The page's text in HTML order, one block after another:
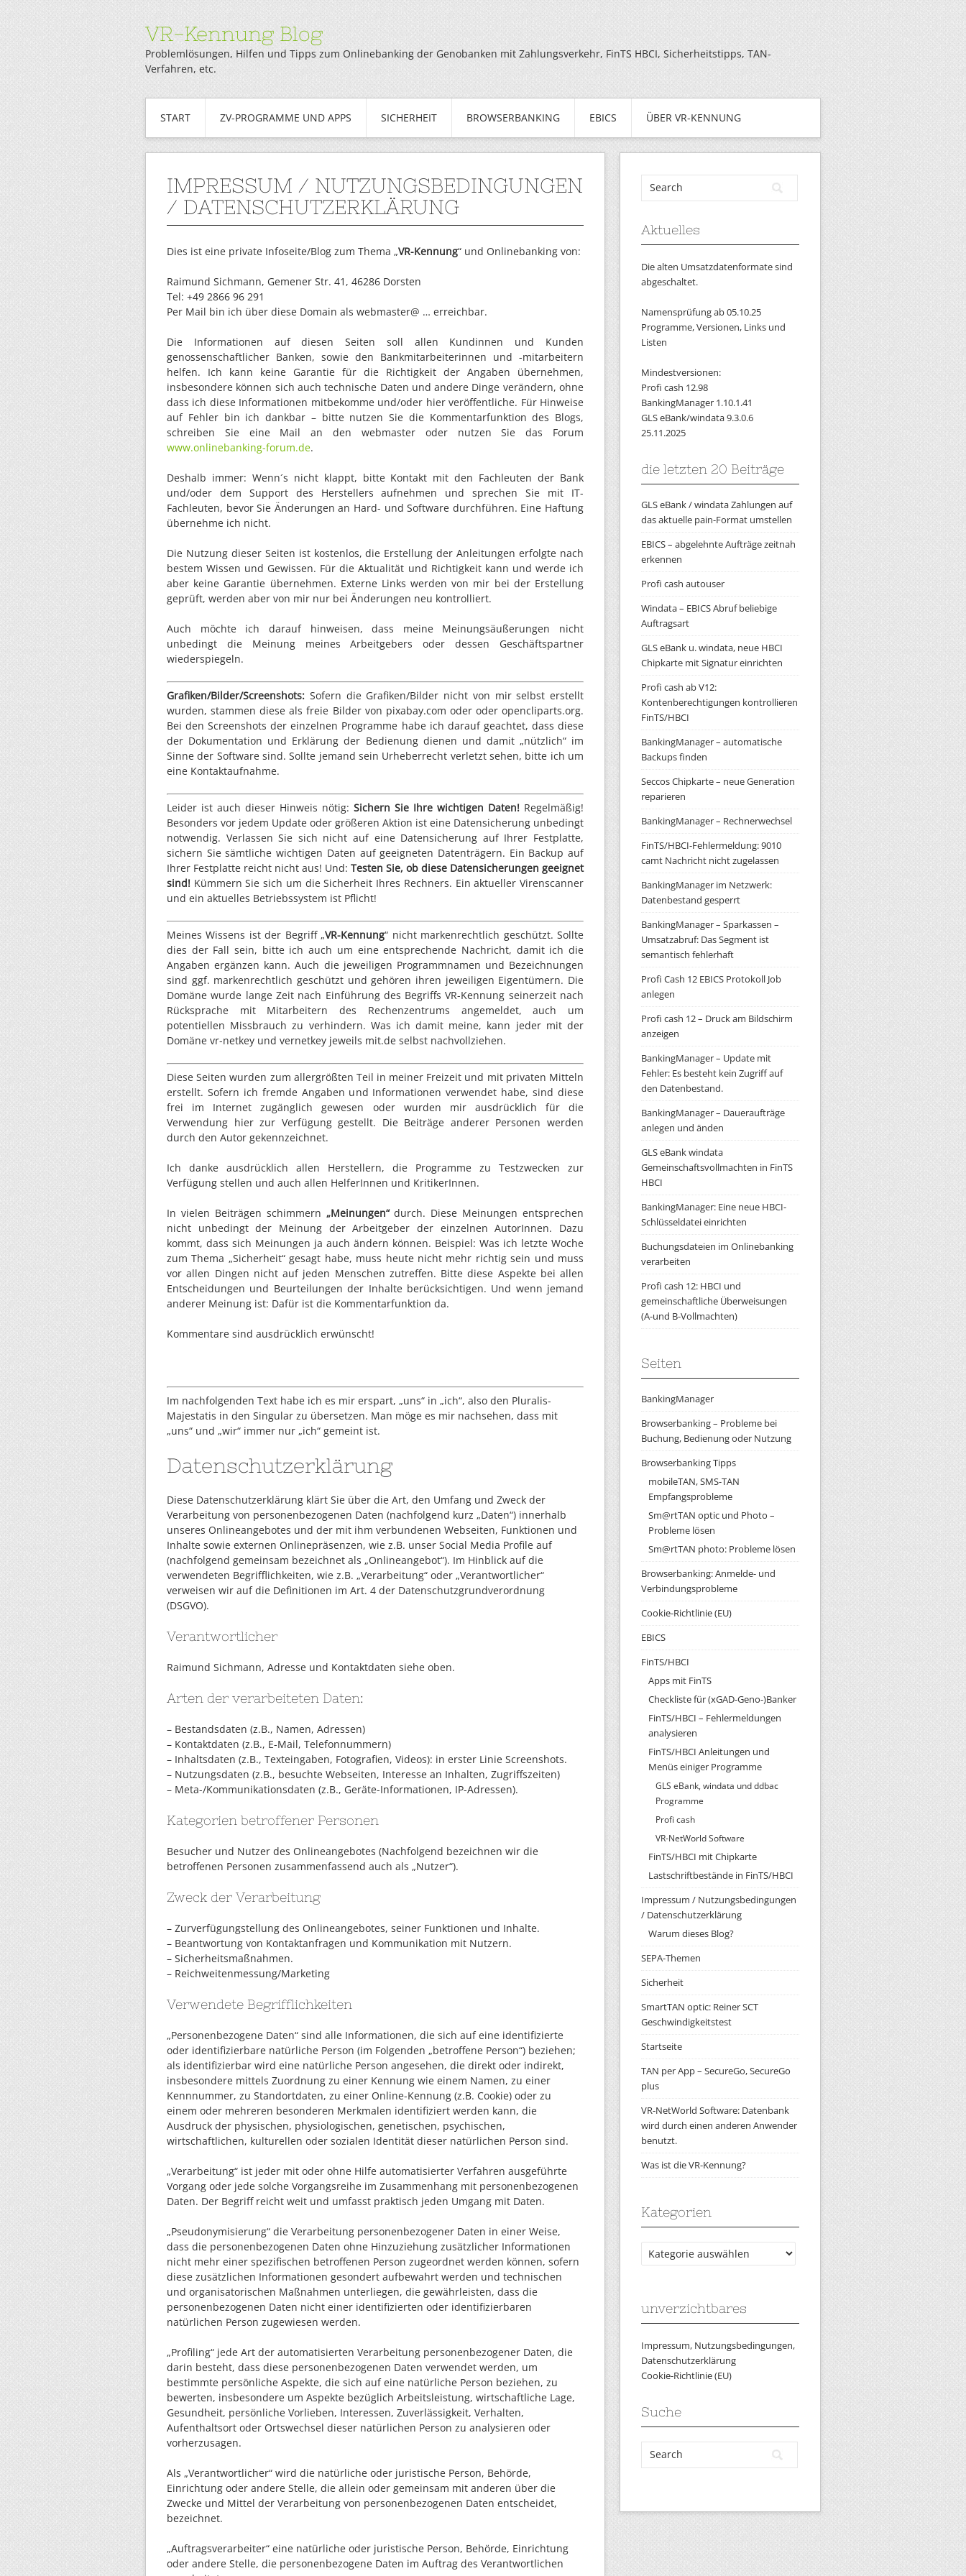
VR-Kennung Blog
Problemlösungen, Hilfen und Tipps zum Onlinebanking der Genobanken mit Zahlungsverkehr, FinTS HBCI, Sicherheitstipps, TAN-
Verfahren, etc.
START ZV-PROGRAMME UND APPS SICHERHEIT BROWSERBANKING EBICS ÜBER VR-KENNUNG
IMPRESSUM / NUTZUNGSBEDINGUNGEN
/ DATENSCHUTZERKLÄRUNG
Dies ist eine private Infoseite/Blog zum Thema „VR-Kennung“ und Onlinebanking von:
Raimund Sichmann, Gemener Str. 41, 46286 Dorsten
Tel: +49 2866 96 291
Per Mail bin ich über diese Domain als webmaster@ … erreichbar.
Die Informationen auf diesen Seiten soll allen Kundinnen und Kunden
genossenschaftlicher Banken, sowie den Bankmitarbeiterinnen und -mitarbeitern
helfen. Ich kann keine Garantie für die Richtigkeit der Angaben übernehmen,
insbesondere können sich auch technische Daten und andere Dinge verändern, ohne
dass ich diese Informationen mitbekomme und/oder hier veröffentliche. Für Hinweise
auf Fehler bin ich dankbar – bitte nutzen Sie die Kommentarfunktion des Blogs,
schreiben Sie eine Mail an den webmaster oder nutzen Sie das Forum
www.onlinebanking-forum.de.
Deshalb immer: Wenn´s nicht klappt, bitte Kontakt mit den Fachleuten der Bank
und/oder dem Support des Herstellers aufnehmen und sprechen Sie mit IT-
Fachleuten, bevor Sie Änderungen an Hard- und Software durchführen. Eine Haftung
übernehme ich nicht.
Die Nutzung dieser Seiten ist kostenlos, die Erstellung der Anleitungen erfolgte nach
bestem Wissen und Gewissen. Für die Aktualität und Richtigkeit kann und werde ich
aber keine Garantie übernehmen. Externe Links werden von mir bei der Erstellung
geprüft, werden aber von mir nur bei Änderungen neu kontrolliert.
Auch möchte ich darauf hinweisen, dass meine Meinungsäußerungen nicht
unbedingt die Meinung meines Arbeitgebers oder dessen Geschäftspartner
wiederspiegeln.
Grafiken/Bilder/Screenshots: Sofern die Grafiken/Bilder nicht von mir selbst erstellt
wurden, stammen diese als freie Bilder von pixabay.com oder oder opencliparts.org.
Bei den Screenshots der einzelnen Programme habe ich darauf geachtet, dass diese
der Dokumentation und Erklärung der Bedienung dienen und damit „nützlich“ im
Sinne der Software sind. Sollte jemand sein Urheberrecht verletzt sehen, bitte ich um
eine Kontaktaufnahme.
Leider ist auch dieser Hinweis nötig: Sichern Sie Ihre wichtigen Daten! Regelmäßig!
Besonders vor jedem Update oder größeren Aktion ist eine Datensicherung unbedingt
notwendig. Verlassen Sie sich nicht auf eine Datensicherung auf Ihrer Festplatte,
sichern Sie sämtliche wichtigen Daten auf geeigneten Datenträgern. Ein Backup auf
Ihrer Festplatte reicht nicht aus! Und: Testen Sie, ob diese Datensicherungen geeignet
sind! Kümmern Sie sich um die Sicherheit Ihres Rechners. Ein aktueller Virenscanner
und ein aktuelles Betriebssystem ist Pflicht!
Meines Wissens ist der Begriff „VR-Kennung“ nicht markenrechtlich geschützt. Sollte
dies der Fall sein, bitte ich auch um eine entsprechende Nachricht, damit ich die
Angaben ergänzen kann. Auch die jeweiligen Programmnamen und Bezeichnungen
sind ggf. markenrechtlich geschützt und gehören ihren jeweiligen Eigentümern. Die
Domäne wurde lange Zeit nach Einführung des Begriffs VR-Kennung seinerzeit nach
Rücksprache mit Mitarbeitern des Rechenzentrums angemeldet, auch um
potentiellen Missbrauch zu verhindern. Was ich damit meine, kann jeder mit der
Domäne vr-netkey und vernetkey jeweils mit.de selbst nachvollziehen.
Diese Seiten wurden zum allergrößten Teil in meiner Freizeit und mit privaten Mitteln
erstellt. Sofern ich fremde Angaben und Informationen verwendet habe, sind diese
frei im Internet zugänglich gewesen oder wurden mir ausdrücklich für die
Verwendung hier zur Verfügung gestellt. Die Beiträge anderer Personen werden
durch den Autor gekennzeichnet.
Ich danke ausdrücklich allen Herstellern, die Programme zu Testzwecken zur
Verfügung stellen und auch allen HelferInnen und KritikerInnen.
In vielen Beiträgen schimmern „Meinungen“durch. Diese Meinungen entsprechen
nicht unbedingt der Meinung der Arbeitgeber der einzelnen AutorInnen. Dazu
kommt, dass sich Meinungen ja auch ändern können. Beispiel: Was ich letzte Woche
zum Thema „Sicherheit“ gesagt habe, muss heute nicht mehr richtig sein und muss
vor allen Dingen nicht auf jeden Menschen zutreffen. Bitte diese Aspekte bei allen
Entscheidungen und Beurteilungen der Inhalte berücksichtigen. Und wenn jemand
anderer Meinung ist: Dafür ist die Kommentarfunktion da.
Kommentare sind ausdrücklich erwünscht!
Im nachfolgenden Text habe ich es mir erspart, „uns“ in „ich“, also den Pluralis-
Majestatis in den Singular zu übersetzen. Man möge es mir nachsehen, dass mit
„uns“ und „wir“ immer nur „ich“ gemeint ist.
Datenschutzerklärung
Diese Datenschutzerklärung klärt Sie über die Art, den Umfang und Zweck der
Verarbeitung von personenbezogenen Daten (nachfolgend kurz „Daten“) innerhalb
unseres Onlineangebotes und der mit ihm verbundenen Webseiten, Funktionen und
Inhalte sowie externen Onlinepräsenzen, wie z.B. unser Social Media Profile auf
(nachfolgend gemeinsam bezeichnet als „Onlineangebot“). Im Hinblick auf die
verwendeten Begrifflichkeiten, wie z.B. „Verarbeitung“ oder „Verantwortlicher“
verweisen wir auf die Definitionen im Art. 4 der Datenschutzgrundverordnung
(DSGVO).
Verantwortlicher
Raimund Sichmann, Adresse und Kontaktdaten siehe oben.
Arten der verarbeiteten Daten:
– Bestandsdaten (z.B., Namen, Adressen)
– Kontaktdaten (z.B., E-Mail, Telefonnummern)
– Inhaltsdaten (z.B., Texteingaben, Fotografien, Videos): in erster Linie Screenshots.
– Nutzungsdaten (z.B., besuchte Webseiten, Interesse an Inhalten, Zugriffszeiten)
– Meta-/Kommunikationsdaten (z.B., Geräte-Informationen, IP-Adressen).
Kategorien betroffener Personen
Besucher und Nutzer des Onlineangebotes (Nachfolgend bezeichnen wir die
betroffenen Personen zusammenfassend auch als „Nutzer“).
Zweck der Verarbeitung
– Zurverfügungstellung des Onlineangebotes, seiner Funktionen und Inhalte.
– Beantwortung von Kontaktanfragen und Kommunikation mit Nutzern.
– Sicherheitsmaßnahmen.
– Reichweitenmessung/Marketing
Verwendete Begrifflichkeiten
„Personenbezogene Daten“ sind alle Informationen, die sich auf eine identifizierte
oder identifizierbare natürliche Person (im Folgenden „betroffene Person“) beziehen;
als identifizierbar wird eine natürliche Person angesehen, die direkt oder indirekt,
insbesondere mittels Zuordnung zu einer Kennung wie einem Namen, zu einer
Kennnummer, zu Standortdaten, zu einer Online-Kennung (z.B. Cookie) oder zu
einem oder mehreren besonderen Merkmalen identifiziert werden kann, die
Ausdruck der physischen, physiologischen, genetischen, psychischen,
wirtschaftlichen, kulturellen oder sozialen Identität dieser natürlichen Person sind.
„Verarbeitung“ ist jeder mit oder ohne Hilfe automatisierter Verfahren ausgeführte
Vorgang oder jede solche Vorgangsreihe im Zusammenhang mit personenbezogenen
Daten. Der Begriff reicht weit und umfasst praktisch jeden Umgang mit Daten.
„Pseudonymisierung“ die Verarbeitung personenbezogener Daten in einer Weise,
dass die personenbezogenen Daten ohne Hinzuziehung zusätzlicher Informationen
nicht mehr einer spezifischen betroffenen Person zugeordnet werden können, sofern
diese zusätzlichen Informationen gesondert aufbewahrt werden und technischen
und organisatorischen Maßnahmen unterliegen, die gewährleisten, dass die
personenbezogenen Daten nicht einer identifizierten oder identifizierbaren
natürlichen Person zugewiesen werden.
„Profiling“ jede Art der automatisierten Verarbeitung personenbezogener Daten, die
darin besteht, dass diese personenbezogenen Daten verwendet werden, um
bestimmte persönliche Aspekte, die sich auf eine natürliche Person beziehen, zu
bewerten, insbesondere um Aspekte bezüglich Arbeitsleistung, wirtschaftliche Lage,
Gesundheit, persönliche Vorlieben, Interessen, Zuverlässigkeit, Verhalten,
Aufenthaltsort oder Ortswechsel dieser natürlichen Person zu analysieren oder
vorherzusagen.
Als „Verantwortlicher“ wird die natürliche oder juristische Person, Behörde,
Einrichtung oder andere Stelle, die allein oder gemeinsam mit anderen über die
Zwecke und Mittel der Verarbeitung von personenbezogenen Daten entscheidet,
bezeichnet.
„Auftragsverarbeiter“ eine natürliche oder juristische Person, Behörde, Einrichtung
oder andere Stelle, die personenbezogene Daten im Auftrag des Verantwortlichen
Aktuelles
Die alten Umsatzdatenformate sind
abgeschaltet.
Namensprüfung ab 05.10.25
Programme, Versionen, Links und
Listen
Mindestversionen:
Profi cash 12.98
BankingManager 1.10.1.41
GLS eBank/windata 9.3.0.6
25.11.2025
die letzten 20 Beiträge
GLS eBank / windata Zahlungen auf
das aktuelle pain-Format umstellen
EBICS – abgelehnte Aufträge zeitnah
erkennen
Profi cash autouser
Windata – EBICS Abruf beliebige
Auftragsart
GLS eBank u. windata, neue HBCI
Chipkarte mit Signatur einrichten
Profi cash ab V12:
Kontenberechtigungen kontrollieren
FinTS/HBCI
BankingManager – automatische
Backups finden
Seccos Chipkarte – neue Generation
reparieren
BankingManager – Rechnerwechsel
FinTS/HBCI-Fehlermeldung: 9010
camt Nachricht nicht zugelassen
BankingManager im Netzwerk:
Datenbestand gesperrt
BankingManager – Sparkassen –
Umsatzabruf: Das Segment ist
semantisch fehlerhaft
Profi Cash 12 EBICS Protokoll Job
anlegen
Profi cash 12 – Druck am Bildschirm
anzeigen
BankingManager – Update mit
Fehler: Es besteht kein Zugriff auf
den Datenbestand.
BankingManager – Daueraufträge
anlegen und änden
GLS eBank windata
Gemeinschaftsvollmachten in FinTS
HBCI
BankingManager: Eine neue HBCI-
Schlüsseldatei einrichten
Buchungsdateien im Onlinebanking
verarbeiten
Profi cash 12: HBCI und
gemeinschaftliche Überweisungen
(A-und B-Vollmachten)
Seiten
BankingManager
Browserbanking – Probleme bei
Buchung, Bedienung oder Nutzung
Browserbanking Tipps
mobileTAN, SMS-TAN
Empfangsprobleme
Sm@rtTAN optic und Photo –
Probleme lösen
Sm@rtTAN photo: Probleme lösen
Browserbanking: Anmelde- und
Verbindungsprobleme
Cookie-Richtlinie (EU)
EBICS
FinTS/HBCI
Apps mit FinTS
Checkliste für (xGAD-Geno-)Banker
FinTS/HBCI – Fehlermeldungen
analysieren
FinTS/HBCI Anleitungen und
Menüs einiger Programme
GLS eBank, windata und ddbac
Programme
Profi cash
VR-NetWorld Software
FinTS/HBCI mit Chipkarte
Lastschriftbestände in FinTS/HBCI
Impressum / Nutzungsbedingungen
/ Datenschutzerklärung
Warum dieses Blog?
SEPA-Themen
Sicherheit
SmartTAN optic: Reiner SCT
Geschwindigkeitstest
Startseite
TAN per App – SecureGo, SecureGo
plus
VR-NetWorld Software: Datenbank
wird durch einen anderen Anwender
benutzt.
Was ist die VR-Kennung?
Kategorien
Kategorien
unverzichtbares
Impressum, Nutzungsbedingungen,
Datenschutzerklärung
Cookie-Richtlinie (EU)
Suche